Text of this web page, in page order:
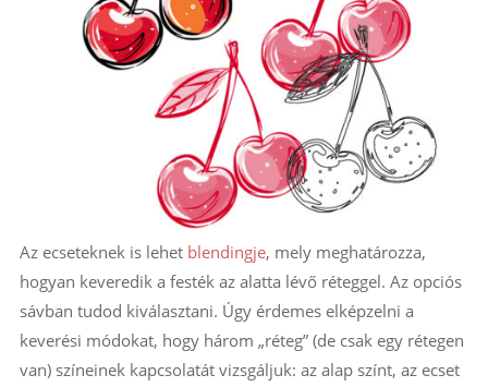
Az ecseteknek is lehet blendingje, mely meghatározza,
hogyan keveredik a festék az alatta lévő réteggel. Az opciós
sávban tudod kiválasztani. Úgy érdemes elképzelni a
keverési módokat, hogy három „réteg” (de csak egy rétegen
van) színeinek kapcsolatát vizsgáljuk: az alap színt, az ecset